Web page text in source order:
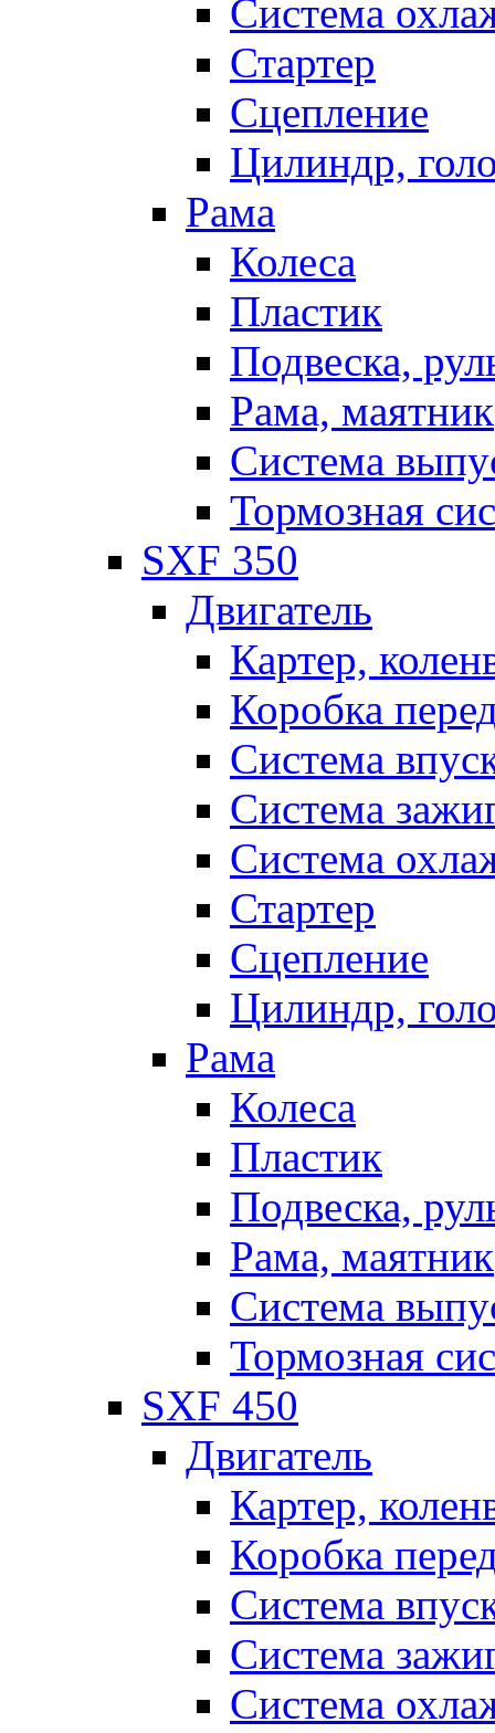
Система
Стартер
Сцепление
Цилиндр,
Рама
Колеса
Пластик
Подвеска,
Рама, маятник
Система
Тормозная
SXF 350
Двигатель
Картер,
Коробка
Система
Система
Система
Стартер
Сцепление
Цилиндр,
Рама
Колеса
Пластик
Подвеска,
Рама, маятник
Система
Тормозная
SXF 450
Двигатель
Картер,
Коробка
Система
Система
Система